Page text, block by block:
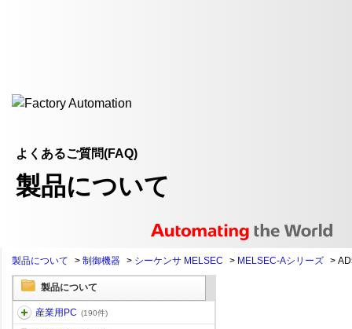
よくあるご質問(FAQ)
製品について
製品について > 制御機器 > シーケンサ MELSEC > MELSEC-Aシリーズ >
製品について
産業用PC (190件)